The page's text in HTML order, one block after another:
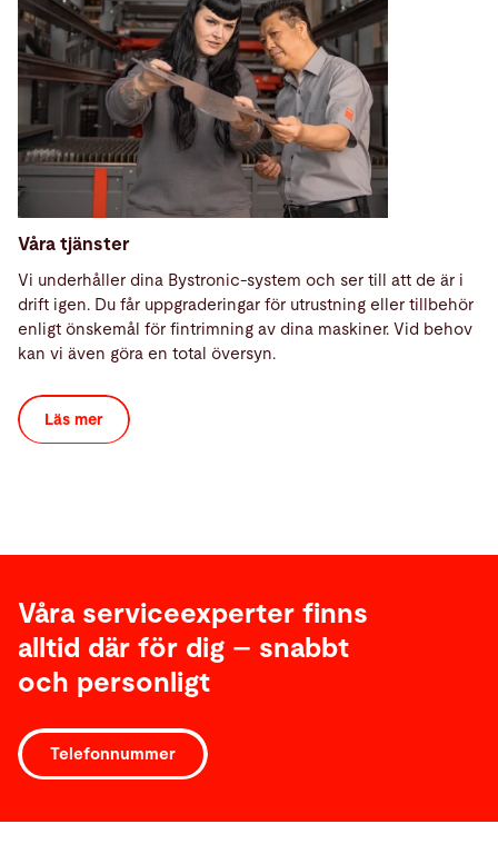
Våra tjänster
Vi underhåller dina Bystronic-system och ser till att de är i
drift igen. Du får uppgraderingar för utrustning eller tillbehör
enligt önskemål för fintrimning av dina maskiner. Vid behov
kan vi även göra en total översyn.
Läs mer
Våra serviceexperter finns
alltid där för dig – snabbt
och personligt
Telefonnummer